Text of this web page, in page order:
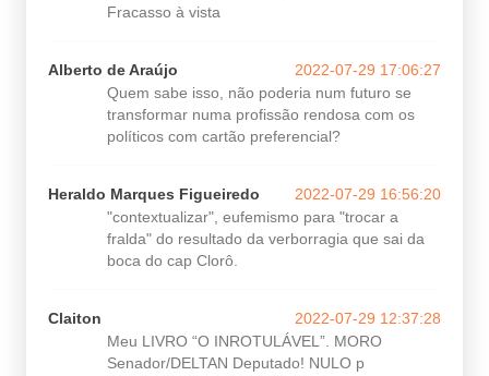
Fracasso à vista
Alberto de Araújo
2022-07-29 17:06:27
Quem sabe isso, não poderia num futuro se
transformar numa profissão rendosa com os
políticos com cartão preferencial?
Heraldo Marques Figueiredo
2022-07-29 16:56:20
"contextualizar", eufemismo para "trocar a
fralda" do resultado da verborragia que sai da
boca do cap Clorô.
Claiton
2022-07-29 12:37:28
Meu LIVRO “O INROTULÁVEL”. MORO
Senador/DELTAN Deputado! NULO p